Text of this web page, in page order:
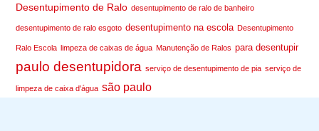
Desentupimento de Ralo desentupimento de ralo de banheiro
desentupimento de ralo esgoto desentupimento na escola Desentupimento
Ralo Escola limpeza de caixas de água Manutenção de Ralos para desentupir
paulo desentupidora serviço de desentupimento de pia serviço de
limpeza de caixa d'água são paulo